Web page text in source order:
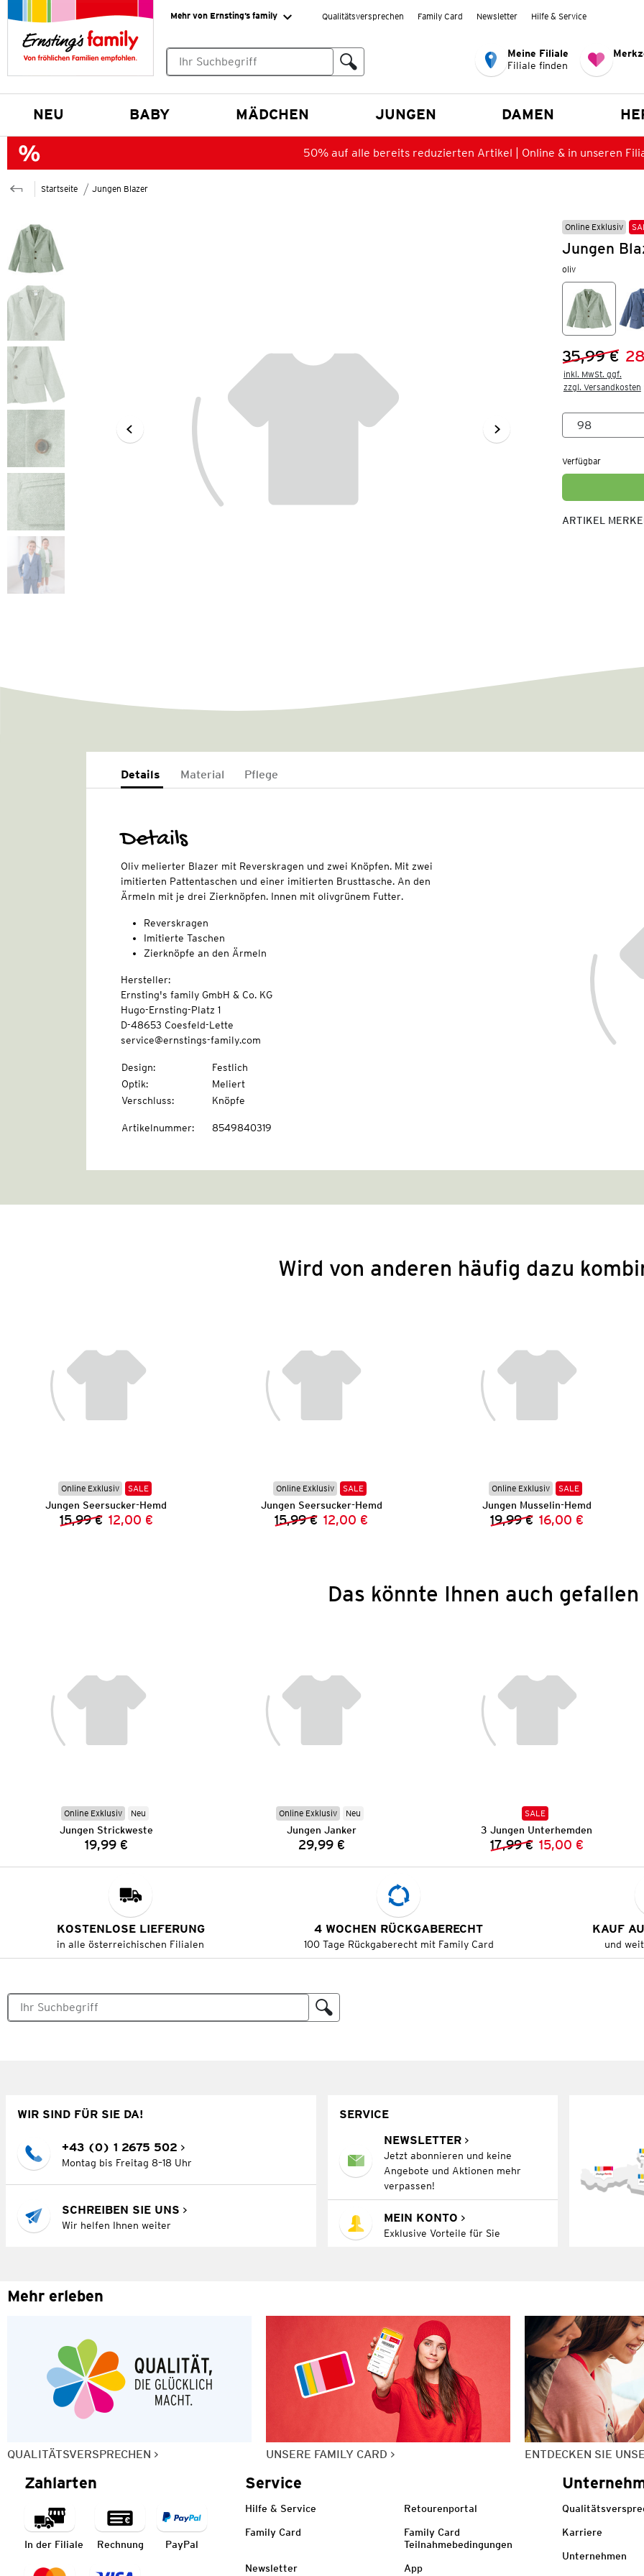
Mehr von Ernsting’s family Qualitätsversprechen Family Card Newsletter Hilfe & Service
Meine Filiale
Filiale finden
NEU BABY MÄDCHEN JUNGEN DAMEN
50% auf alle bereits reduzierten Artikel | Online & in unseren
Startseite Jungen Blazer
Online Exklusiv
Jungen
oliv
Vorheriger
35,99 €
Neuer
inkl. MwSt. ggf.
zzgl. Versandkosten
Verfügbar
ARTIKEL
Details Material Pflege
Details
Oliv melierter Blazer mit Reverskragen und zwei Knöpfen. Mit zwei
imitierten Pattentaschen und einer imitierten Brusttasche. An den
Ärmeln mit je drei Zierknöpfen. Innen mit olivgrünem Futter.
Reverskragen
Imitierte Taschen
Zierknöpfe an den Ärmeln
Hersteller:
Ernsting's family GmbH & Co. KG
Hugo-Ernsting-Platz 1
D-48653 Coesfeld-Lette
service@ernstings-family.com
Design:
Festlich
Optik:
Meliert
Verschluss: Knöpfe
Artikelnummer: 8549840319
Wird von anderen häufig dazu
Online Exklusiv SALE
Jungen Seersucker-Hemd
Vorheriger Preis:
15,99 € Neuer Preis:
12,00 €
Online Exklusiv SALE
Jungen Seersucker-Hemd
Vorheriger Preis:
15,99 € Neuer Preis:
12,00 €
Online Exklusiv SALE
Jungen Musselin-Hemd
Vorheriger Preis:
19,99 € Neuer Preis:
16,00 €
Das könnte Ihnen auch gefallen
Online Exklusiv Neu
Jungen Strickweste
Preis:
19,99 €
Online Exklusiv Neu
Jungen Janker
Preis:
29,99 €
SALE
3 Jungen Unterhemden
Vorheriger Preis:
17,99 € Neuer Preis:
15,00 €
KOSTENLOSE LIEFERUNG
in alle österreichischen Filialen
4 WOCHEN RÜCKGABERECHT
100 Tage Rückgaberecht mit Family Card
KAUF
und
WIR SIND FÜR SIE DA!
+43 (0) 1 2675 502
Montag bis Freitag 8–18 Uhr
SCHREIBEN SIE UNS
Wir helfen Ihnen weiter
SERVICE
NEWSLETTER
Jetzt abonnieren und keine
Angebote und Aktionen mehr
verpassen!
MEIN KONTO
Exklusive Vorteile für Sie
Mehr erleben
QUALITÄTSVERSPRECHEN UNSERE FAMILY CARD ENTDECKEN SIE
Zahlarten
In der Filiale Rechnung PayPal
Service
Hilfe & Service Retourenportal
Family Card
Family Card
Teilnahmebedingungen
Newsletter App
Karriere
Unternehmen